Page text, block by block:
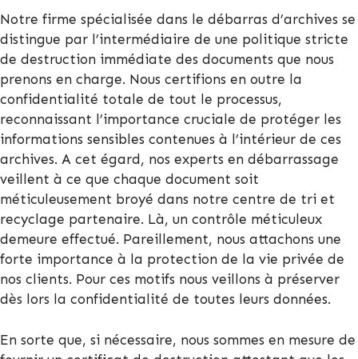
Notre firme spécialisée dans le débarras d’archives se
distingue par l’intermédiaire de une politique stricte
de destruction immédiate des documents que nous
prenons en charge. Nous certifions en outre la
confidentialité totale de tout le processus,
reconnaissant l’importance cruciale de protéger les
informations sensibles contenues à l’intérieur de ces
archives. A cet égard, nos experts en débarrassage
veillent à ce que chaque document soit
méticuleusement broyé dans notre centre de tri et
recyclage partenaire. Là, un contrôle méticuleux
demeure effectué. Pareillement, nous attachons une
forte importance à la protection de la vie privée de
nos clients. Pour ces motifs nous veillons à préserver
dès lors la confidentialité de toutes leurs données.
En sorte que, si nécessaire, nous sommes en mesure de